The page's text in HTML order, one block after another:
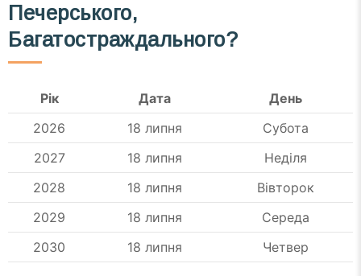
Печерського,
Багатостраждального?
Рік Дата
День
2026
18 липня
Субота
2027
18 липня
Неділя
2028
18 липня
Вівторок
2029
18 липня
Середа
2030
18 липня Четвер